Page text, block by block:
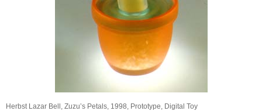
Herbst Lazar Bell, Zuzu’s Petals, 1998, Prototype, Digital Toy